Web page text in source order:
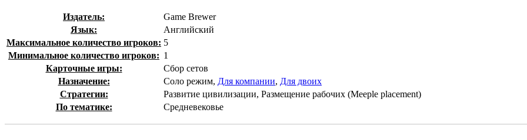
Издатель:
Game Brewer
Язык:
Английский
Максимальное количество игроков: 5
Минимальное количество игроков: 1
Карточные игры:
Сбор сетов
Назначение:
Соло режим, Для компании, Для двоих
Стратегии:
Развитие цивилизации, Размещение рабочих (Meeple placement)
По тематике:
Средневековье